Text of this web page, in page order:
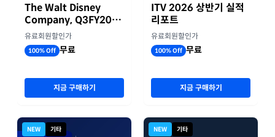
The Walt Disney
Company, Q3FY2026
실적자료
유료회원할인가
100% Off 무료
지금 구매하기
NEW 기타
ITV 2026 상반기 실적
리포트
유료회원할인가
100% Off 무료
지금 구매하기
NEW 기타